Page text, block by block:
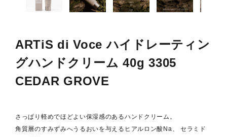
特定商取引法について
お問い合わせ
ARTiS di Voce ハイドレーティン
グハンドクリーム 40g 3305
CEDAR GROVE
さっぱり軽めでほどよい保湿感のあるハンドクリーム。
角質層のすみずみへうるおいを与えるヒアルロン酸Na、 セラミド